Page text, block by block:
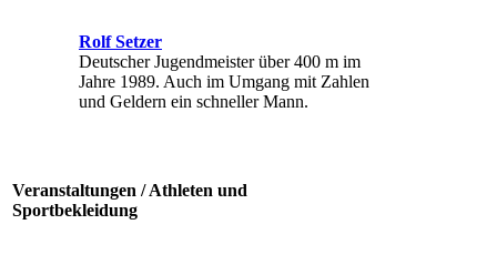
Rolf Setzer
Deutscher Jugendmeister über 400 m im
Jahre 1989. Auch im Umgang mit Zahlen
und Geldern ein schneller Mann.
Veranstaltungen / Athleten und
Sportbekleidung